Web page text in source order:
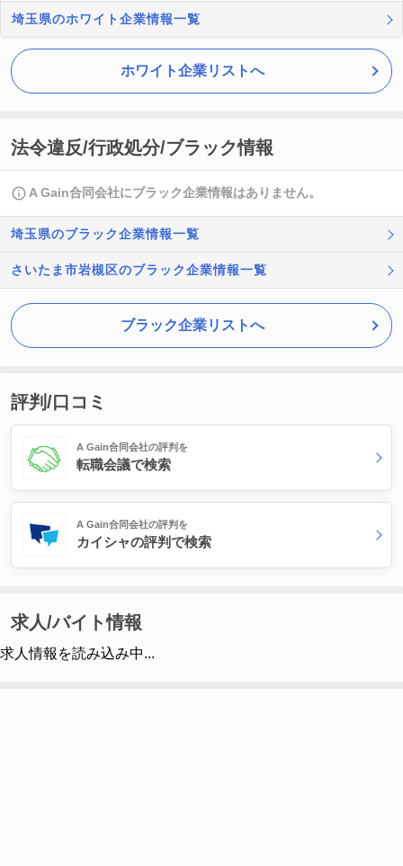
埼玉県のホワイト企業情報一覧
ホワイト企業リストへ
法令違反/行政処分/ブラック情報
A Gain合同会社にブラック企業情報はありません。
埼玉県のブラック企業情報一覧
さいたま市岩槻区のブラック企業情報一覧
ブラック企業リストへ
評判/口コミ
A Gain合同会社の評判を
転職会議で検索
A Gain合同会社の評判を
カイシャの評判で検索
求人/バイト情報
求人情報を読み込み中...